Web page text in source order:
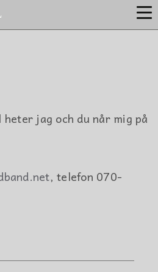
jag och du når mig på
, telefon 070-